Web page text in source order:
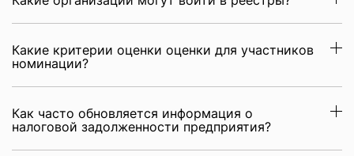
Какие критерии оценки оценки для участников
номинации?
Как часто обновляется информация о
налоговой задолженности предприятия?